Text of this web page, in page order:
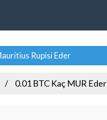
Rupisi Eder
0.01 BTC Kaç MUR Eder